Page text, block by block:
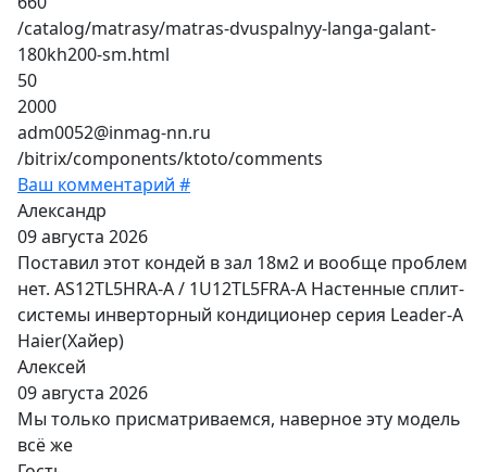
/catalog/matrasy/matras-dvuspalnyy-langa-galant-
180kh200-sm.html
50
2000
adm0052@inmag-nn.ru
/bitrix/components/ktoto/comments
Ваш комментарий #
Александр
09 августа 2026
Поставил этот кондей в зал 18м2 и вообще проблем
нет. AS12TL5HRA-A / 1U12TL5FRA-A Настенные сплит-
системы инверторный кондиционер серия Leader-A
Haier(Хайер)
Алексей
09 августа 2026
Мы только присматриваемся, наверное эту модель
всё же